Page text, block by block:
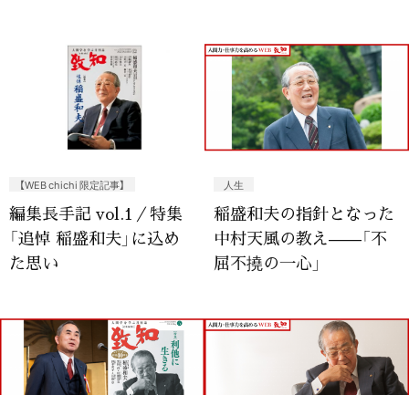
【WEB chichi 限定記事】
編集長手記 vol.1／特集
「追悼 稲盛和夫」に込め
た思い
人生
稲盛和夫の指針となった
中村天風の教え——「不
屈不撓の一心」